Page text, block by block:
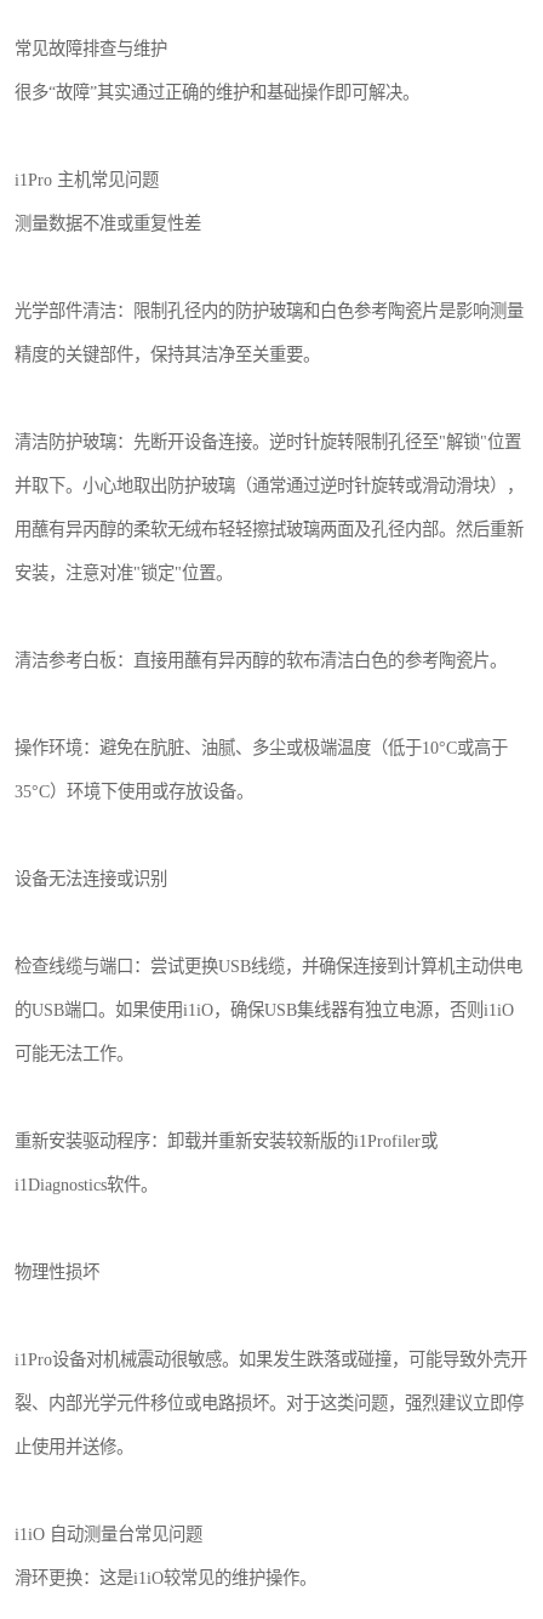
常见故障排查与维护
很多“故障”其实通过正确的维护和基础操作即可解决。
i1Pro 主机常见问题
测量数据不准或重复性差
光学部件清洁：限制孔径内的防护玻璃和白色参考陶瓷片是影响测量
精度的关键部件，保持其洁净至关重要。
清洁防护玻璃：先断开设备连接。逆时针旋转限制孔径至"解锁"位置
并取下。小心地取出防护玻璃（通常通过逆时针旋转或滑动滑块），
用蘸有异丙醇的柔软无绒布轻轻擦拭玻璃两面及孔径内部。然后重新
安装，注意对准"锁定"位置。
清洁参考白板：直接用蘸有异丙醇的软布清洁白色的参考陶瓷片。
操作环境：避免在肮脏、油腻、多尘或极端温度（低于10°C或高于
35°C）环境下使用或存放设备。
设备无法连接或识别
检查线缆与端口：尝试更换USB线缆，并确保连接到计算机主动供电
的USB端口。如果使用i1iO，确保USB集线器有独立电源，否则i1iO
可能无法工作。
重新安装驱动程序：卸载并重新安装较新版的i1Profiler或
i1Diagnostics软件。
物理性损坏
i1Pro设备对机械震动很敏感。如果发生跌落或碰撞，可能导致外壳开
裂、内部光学元件移位或电路损坏。对于这类问题，强烈建议立即停
止使用并送修。
i1iO 自动测量台常见问题
滑环更换：这是i1iO较常见的维护操作。